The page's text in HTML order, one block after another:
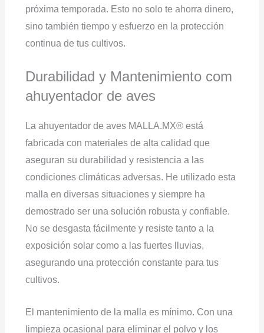
próxima temporada. Esto no solo te ahorra dinero,
sino también tiempo y esfuerzo en la protección
continua de tus cultivos.
Durabilidad y Mantenimiento com
ahuyentador de aves
La ahuyentador de aves MALLA.MX® está
fabricada con materiales de alta calidad que
aseguran su durabilidad y resistencia a las
condiciones climáticas adversas. He utilizado esta
malla en diversas situaciones y siempre ha
demostrado ser una solución robusta y confiable.
No se desgasta fácilmente y resiste tanto a la
exposición solar como a las fuertes lluvias,
asegurando una protección constante para tus
cultivos.
El mantenimiento de la malla es mínimo. Con una
limpieza ocasional para eliminar el polvo y los